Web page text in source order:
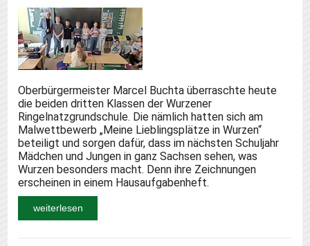
Oberbürgermeister Marcel Buchta überraschte heute
die beiden dritten Klassen der Wurzener
Ringelnatzgrundschule. Die nämlich hatten sich am
Malwettbewerb „Meine Lieblingsplätze in Wurzen“
beteiligt und sorgen dafür, dass im nächsten Schuljahr
Mädchen und Jungen in ganz Sachsen sehen, was
Wurzen besonders macht. Denn ihre Zeichnungen
erscheinen in einem Hausaufgabenheft.
weiterlesen